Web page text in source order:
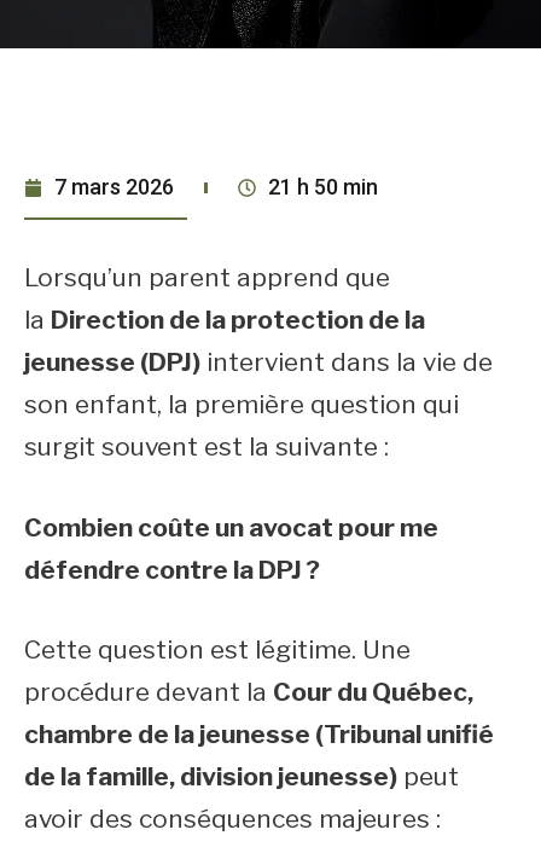
7 mars 2026 21 h 50 min
Lorsqu’un parent apprend que
la Direction de la protection de la
jeunesse (DPJ) intervient dans la vie de
son enfant, la première question qui
surgit souvent est la suivante :
Combien coûte un avocat pour me
défendre contre la DPJ ?
Cette question est légitime. Une
procédure devant la Cour du Québec,
chambre de la jeunesse (Tribunal unifié
de la famille, division jeunesse) peut
avoir des conséquences majeures :